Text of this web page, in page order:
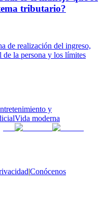
tributario?
de realización del ingreso,
la persona y los límites
y
Vida moderna
|Conócenos